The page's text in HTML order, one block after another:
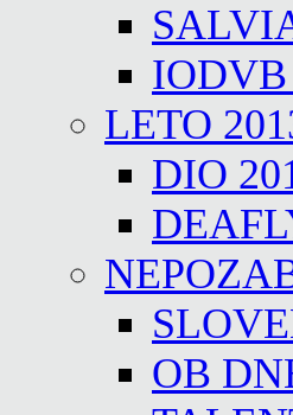
IODVB
LETO
DIO
OB